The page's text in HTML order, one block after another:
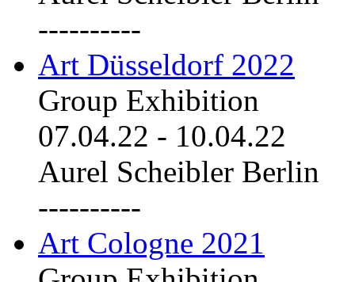
----------
Art Düsseldorf 2022
Group Exhibition
07.04.22 - 10.04.22
Aurel Scheibler Berlin
----------
Art Cologne 2021